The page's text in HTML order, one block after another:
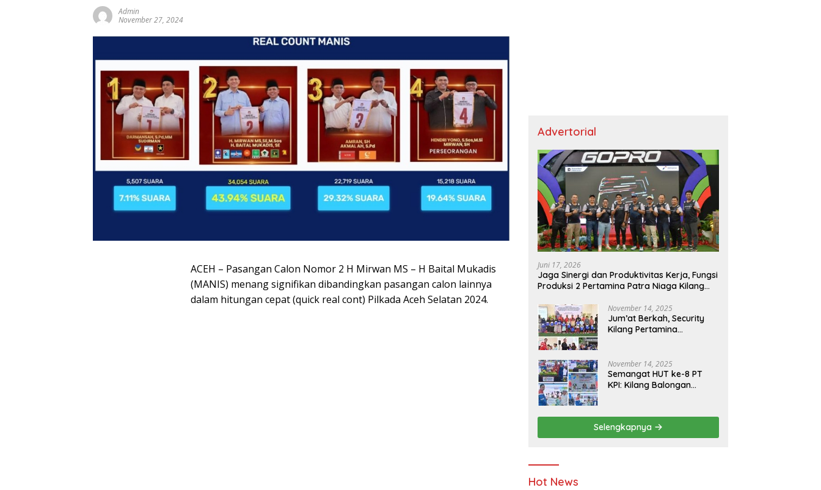
Admin
November 27, 2024
ACEH – Pasangan Calon Nomor 2 H Mirwan MS – H Baital Mukadis
(MANIS) menang signifikan dibandingkan pasangan calon lainnya
dalam hitungan cepat (quick real cont) Pilkada Aceh Selatan 2024.
Advertorial
Juni 17, 2026
Jaga Sinergi dan Produktivitas Kerja, Fungsi
Produksi 2 Pertamina Patra Niaga Kilang
November 14, 2025
Jum’at Berkah, Security
Kilang Pertamina
November 14, 2025
Semangat HUT ke-8 PT
KPI: Kilang Balongan
Berbagi Bersama
Penyandang Disabilitas
dan Yayasan Pendidikan
Selengkapnya
Hot News